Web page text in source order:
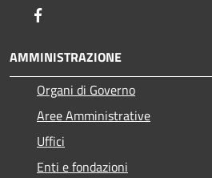
AMMINISTRAZIONE
Organi di Governo
Aree Amministrative
Uffici
Enti e fondazioni